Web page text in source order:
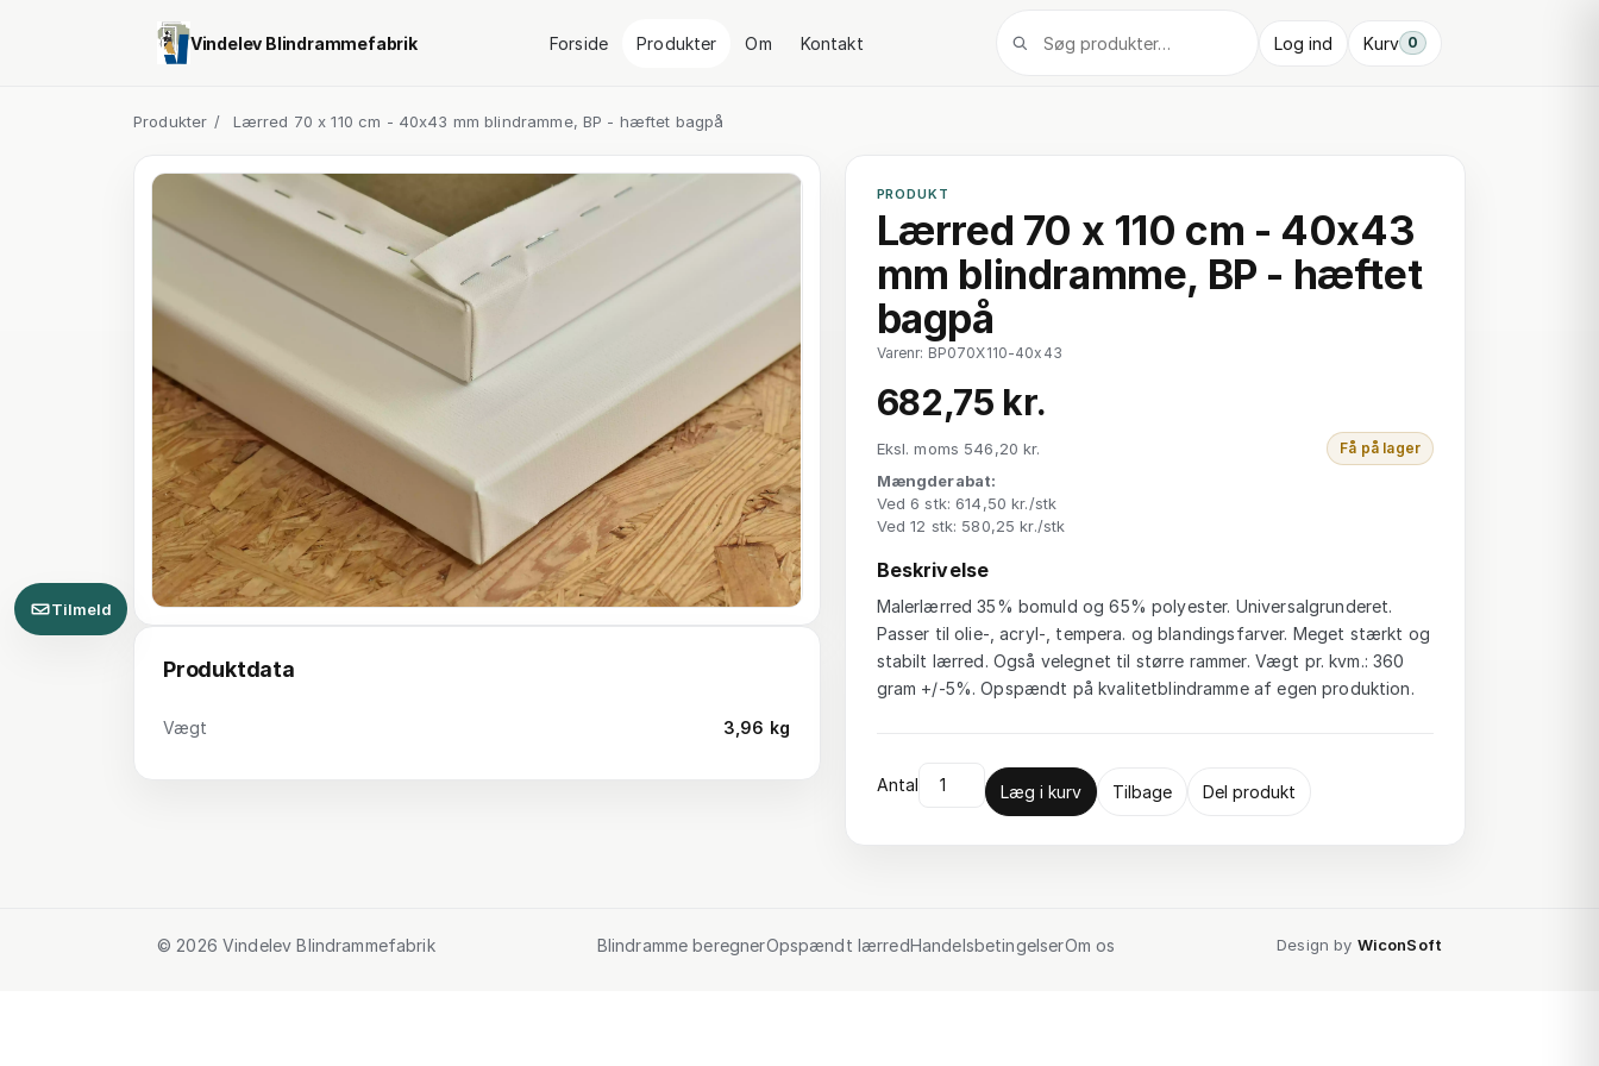
Vindelev Blindrammefabrik Forside Produkter Om Kontakt Log ind Kurv 0
Produkter / Lærred 70 x 110 cm - 40x43 mm blindramme, BP - hæftet bagpå
Produktdata
Vægt 3,96 kg
PRODUKT
Lærred 70 x 110 cm - 40x43
mm blindramme, BP - hæftet
bagpå
Varenr: BP070X110-40x43
682,75 kr.
Eksl. moms 546,20 kr. Få på lager
Mængderabat:
Ved 6 stk: 614,50 kr./stk
Ved 12 stk: 580,25 kr./stk
Beskrivelse
Malerlærred 35% bomuld og 65% polyester. Universalgrunderet.
Passer til olie-, acryl-, tempera. og blandingsfarver. Meget stærkt og
stabilt lærred. Også velegnet til større rammer. Vægt pr. kvm.: 360
gram +/-5%. Opspændt på kvalitetblindramme af egen produktion.
Antal Læg i kurv Tilbage Del produkt
Tilmeld
© 2026 Vindelev Blindrammefabrik Blindramme beregnerOpspændt lærredHandelsbetingelserOm os Design by WiconSoft